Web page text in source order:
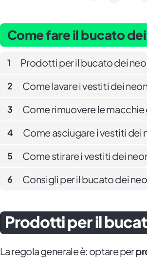
Come fare il bucato
1 Prodotti per il bucato dei
2 Come lavare i vestiti dei
3 Come rimuovere le
4 Come asciugare i vestiti dei
5 Come stirare i vestiti dei
6 Consigli per il bucato dei
Prodotti per il
La regola generale è: optare per